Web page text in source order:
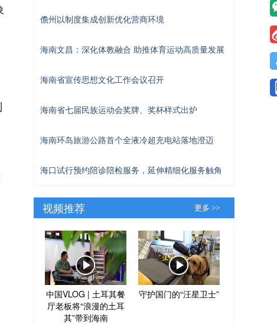
儋州以制度集成创新优化营商环境
海南文昌：深化体教融合 助推体育运动高质量发展
海南省宣传思想文化工作会议召开
海南省七届民族运动会奖牌、奖杯样式出炉
海南环岛旅游公路首个全液冷超充电站落地澄迈
海口试行预约陪诊陪检服务，延伸精细化服务触角
视频推荐 更多 >>
中国VLOG | 土耳其餐
厅老板将“浪漫的土耳
其”带到海南
守护国门的“汪星卫士”